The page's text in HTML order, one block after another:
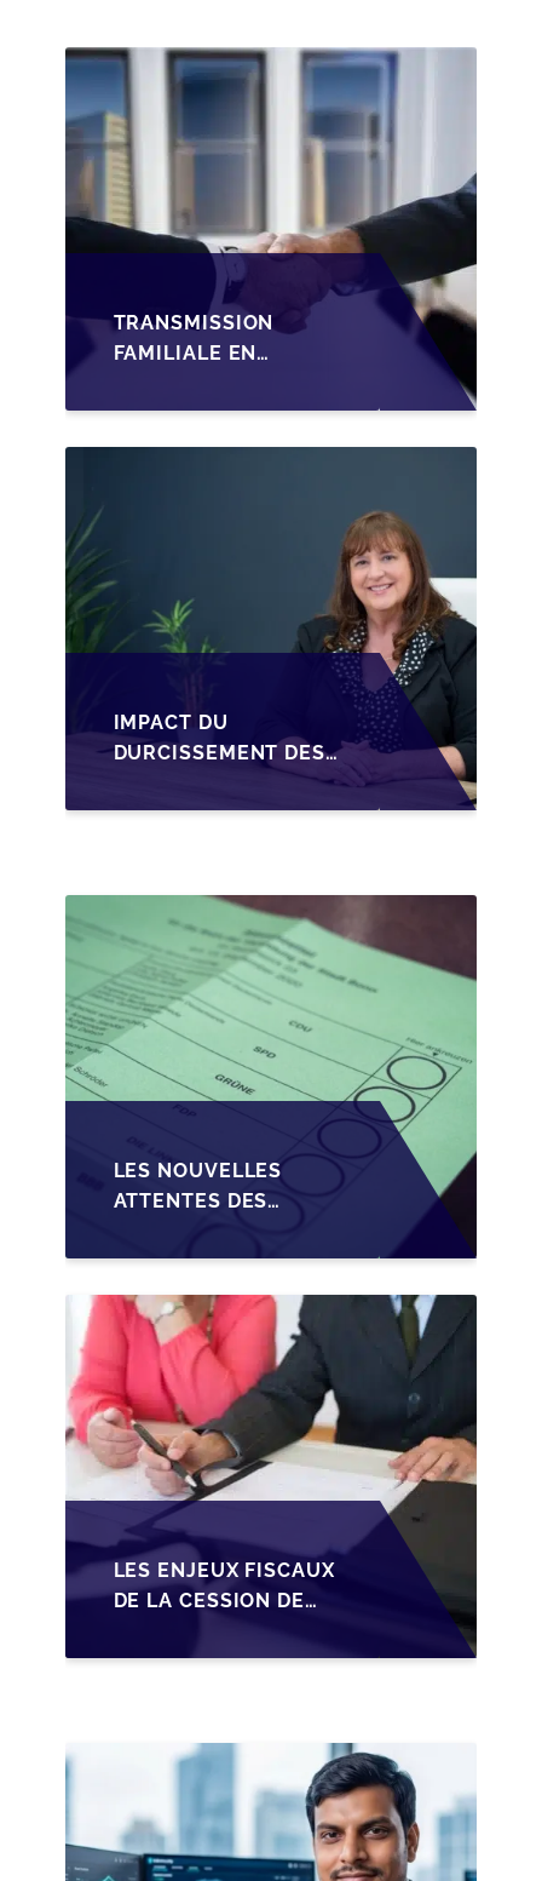
TRANSMISSION
FAMILIALE EN
STRUCTURER LA
CESSION DES PARTS
IMPACT DU
DURCISSEMENT DES
CRÉDIT SUR LA
LES NOUVELLES
ATTENTES DES
TRANSMISSION DES
PME BELGES
LES ENJEUX FISCAUX
DE LA CESSION DE
LES DIRIGEANTS DE